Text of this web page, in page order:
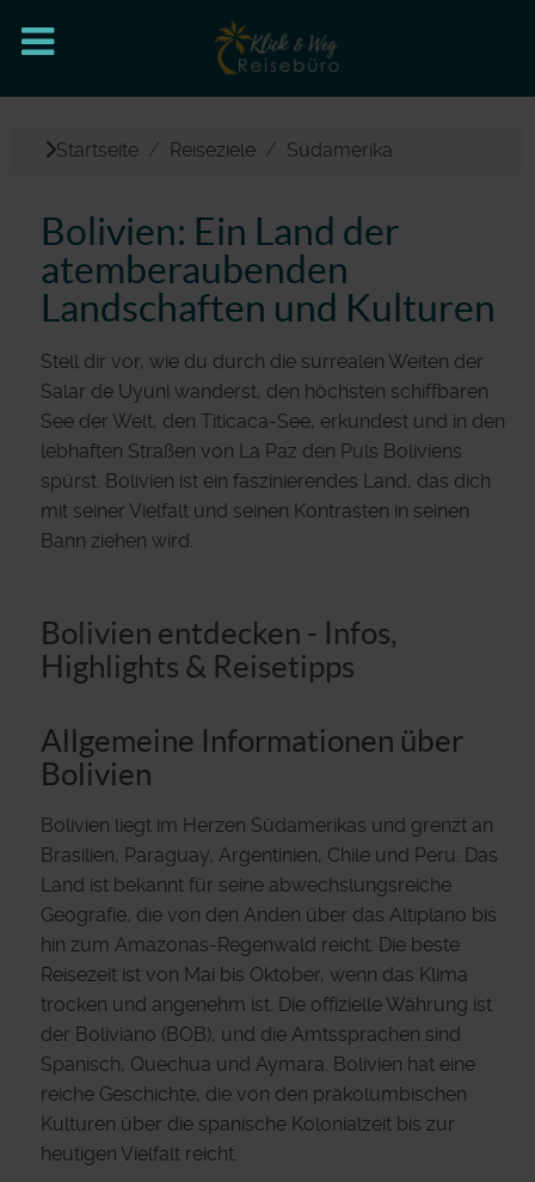
Startseite Reiseziele Südamerika
Bolivien: Ein Land der
atemberaubenden
Landschaften und Kulturen
Stell dir vor, wie du durch die surrealen Weiten der
Salar de Uyuni wanderst, den höchsten schiffbaren
See der Welt, den Titicaca-See, erkundest und in den
lebhaften Straßen von La Paz den Puls Boliviens
spürst. Bolivien ist ein faszinierendes Land, das dich
mit seiner Vielfalt und seinen Kontrasten in seinen
Bann ziehen wird.
Bolivien entdecken - Infos,
Highlights & Reisetipps
Allgemeine Informationen über
Bolivien
Bolivien liegt im Herzen Südamerikas und grenzt an
Brasilien, Paraguay, Argentinien, Chile und Peru. Das
Land ist bekannt für seine abwechslungsreiche
Geografie, die von den Anden über das Altiplano bis
hin zum Amazonas-Regenwald reicht. Die beste
Reisezeit ist von Mai bis Oktober, wenn das Klima
trocken und angenehm ist. Die offizielle Währung ist
der Boliviano (BOB), und die Amtssprachen sind
Spanisch, Quechua und Aymara. Bolivien hat eine
reiche Geschichte, die von den präkolumbischen
Kulturen über die spanische Kolonialzeit bis zur
heutigen Vielfalt reicht.